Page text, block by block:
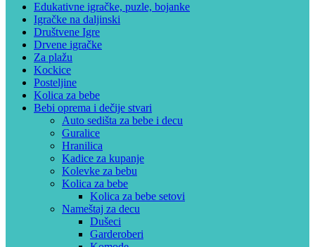
Edukativne igračke, puzle, bojanke
Igračke na daljinski
Društvene Igre
Drvene igračke
Za plažu
Kockice
Posteljine
Kolica za bebe
Bebi oprema i dečije stvari
Auto sedišta za bebe i decu
Guralice
Hranilica
Kadice za kupanje
Kolevke za bebu
Kolica za bebe
Kolica za bebe setovi
Nameštaj za decu
Dušeci
Garderoberi